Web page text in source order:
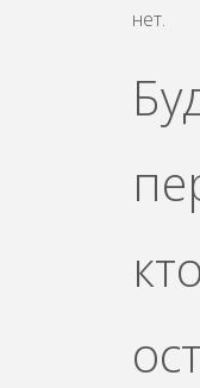
нет.
кто